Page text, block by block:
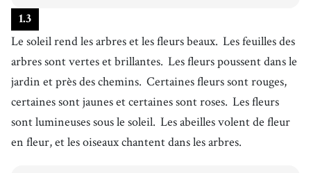
1.3
Le soleil rend les arbres et les fleurs beaux. Les feuilles des
arbres sont vertes et brillantes. Les fleurs poussent dans le
jardin et près des chemins. Certaines fleurs sont rouges,
certaines sont jaunes et certaines sont roses. Les fleurs
sont lumineuses sous le soleil. Les abeilles volent de fleur
en fleur, et les oiseaux chantent dans les arbres.